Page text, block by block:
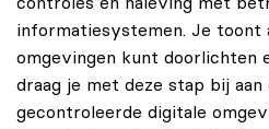
informatiesystemen. Je toont
omgevingen kunt doorlichten
draag je met deze stap bij
gecontroleerde digitale